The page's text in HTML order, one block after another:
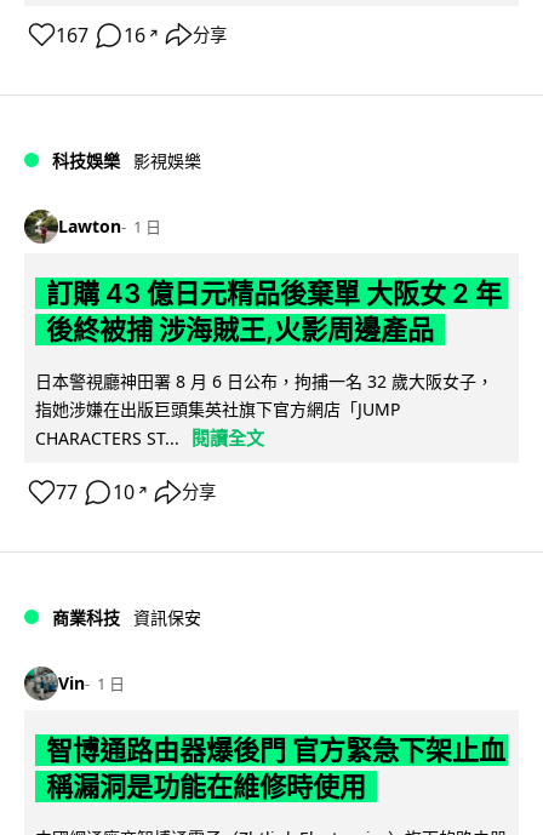
167 16 ↗ 分享
科技娛樂 影視娛樂
Lawton 1 日
訂購 43 億日元精品後棄單 大阪女 2 年
後終被捕 涉海賊王,火影周邊產品
日本警視廳神田署 8 月 6 日公布，拘捕一名 32 歲大阪女子，
指她涉嫌在出版巨頭集英社旗下官方網店「JUMP
CHARACTERS ST...
閱讀全文
77 10 ↗ 分享
商業科技 資訊保安
Vin 1 日
智博通路由器爆後門 官方緊急下架止血
稱漏洞是功能在維修時使用